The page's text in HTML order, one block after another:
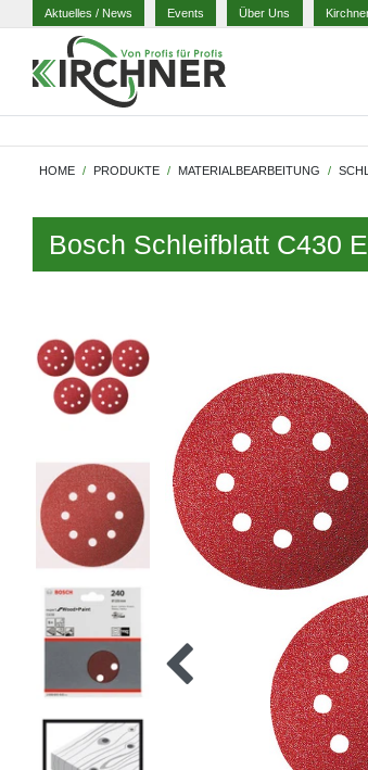
Aktuelles / News Events Über Uns
HOME PRODUKTE MATERIALBEARBEITUNG
Bosch Schleifblatt C430